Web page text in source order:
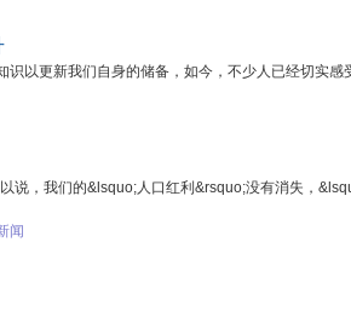
以更新我们自身的储备，如今，不少人已经切实感
，我们的&lsquo;人口红利&rsquo;没有消失，
闻